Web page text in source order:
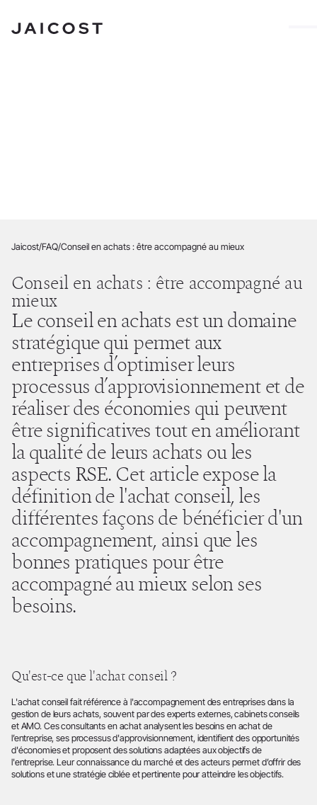
Jaicost/FAQ/Conseil en achats : être accompagné au mieux
Conseil en achats : être accompagné au
mieux
Le conseil en achats est un domaine
stratégique qui permet aux
entreprises d’optimiser leurs
processus d’approvisionnement et de
réaliser des économies qui peuvent
être significatives tout en améliorant
la qualité de leurs achats ou les
aspects RSE. Cet article expose la
définition de l'achat conseil, les
différentes façons de bénéficier d'un
accompagnement, ainsi que les
bonnes pratiques pour être
accompagné au mieux selon ses
besoins.
Qu'est-ce que l'achat conseil ?
L'achat conseil fait référence à l'accompagnement des entreprises dans la
gestion de leurs achats, souvent par des experts externes, cabinets conseils
et AMO. Ces consultants en achat analysent les besoins en achat de
l’entreprise, ses processus d'approvisionnement, identifient des opportunités
d'économies et proposent des solutions adaptées aux objectifs de
l'entreprise. Leur connaissance du marché et des acteurs permet d’offrir des
solutions et une stratégie ciblée et pertinente pour atteindre les objectifs.